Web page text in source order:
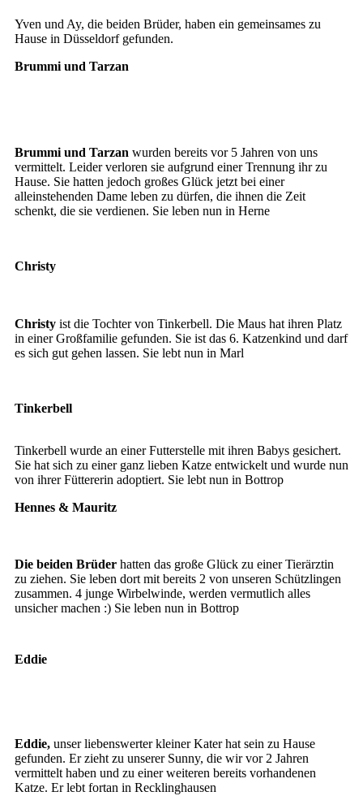
Yven und Ay, die beiden Brüder, haben ein gemeinsames zu
Hause in Düsseldorf gefunden.
Brummi und Tarzan
Brummi und Tarzan wurden bereits vor 5 Jahren von uns
vermittelt. Leider verloren sie aufgrund einer Trennung ihr zu
Hause. Sie hatten jedoch großes Glück jetzt bei einer
alleinstehenden Dame leben zu dürfen, die ihnen die Zeit
schenkt, die sie verdienen. Sie leben nun in Herne
Christy
Christyist die Tochter von Tinkerbell. Die Maus hat ihren Platz
in einer Großfamilie gefunden. Sie ist das 6. Katzenkind und darf
es sich gut gehen lassen. Sie lebt nun in Marl
Tinkerbell
Tinkerbell wurde an einer Futterstelle mit ihren Babys gesichert.
Sie hat sich zu einer ganz lieben Katze entwickelt und wurde nun
von ihrer Füttererin adoptiert. Sie lebt nun in Bottrop
Hennes & Mauritz
Die beiden Brüderhatten das große Glück zu einer Tierärztin
zu ziehen. Sie leben dort mit bereits 2 von unseren Schützlingen
zusammen. 4 junge Wirbelwinde, werden vermutlich alles
unsicher machen :) Sie leben nun in Bottrop
Eddie
Eddie,unser liebenswerter kleiner Kater hat sein zu Hause
gefunden. Er zieht zu unserer Sunny, die wir vor 2 Jahren
vermittelt haben und zu einer weiteren bereits vorhandenen
Katze. Er lebt fortan in Recklinghausen